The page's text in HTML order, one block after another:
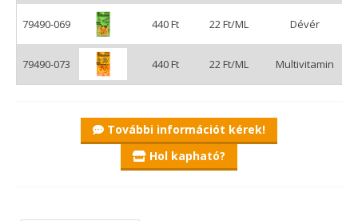
79490-069 440 Ft 22 Ft/ML Dévér
79490-073 440 Ft 22 Ft/ML Multivitamin
További információt kérek!
Hol kapható?